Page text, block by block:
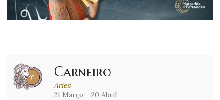
Carneiro
Aries
21 Março – 20 Abril